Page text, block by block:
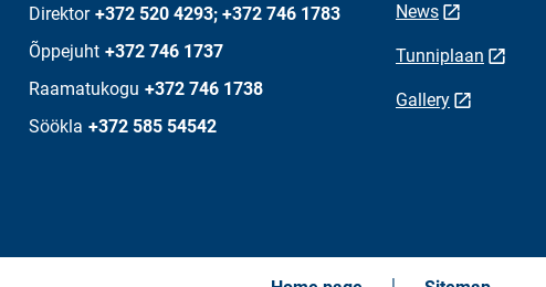
Direktor +372 520 4293; +372 746 1783
Õppejuht +372 746 1737
Raamatukogu +372 746 1738
Söökla +372 585 54542
News
Tunniplaan
Gallery